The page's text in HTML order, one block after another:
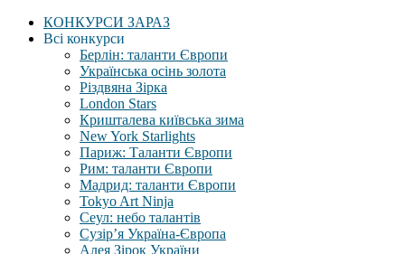
КОНКУРСИ ЗАРАЗ
Всі конкурси
Берлін: таланти Європи
Українська осінь золота
Різдвяна Зірка
London Stars
Кришталева київська зима
New York Starlights
Париж: Таланти Європи
Рим: таланти Європи
Мадрид: таланти Європи
Tokyo Art Ninja
Сеул: небо талантів
Сузір’я Україна-Європа
Алея Зірок України